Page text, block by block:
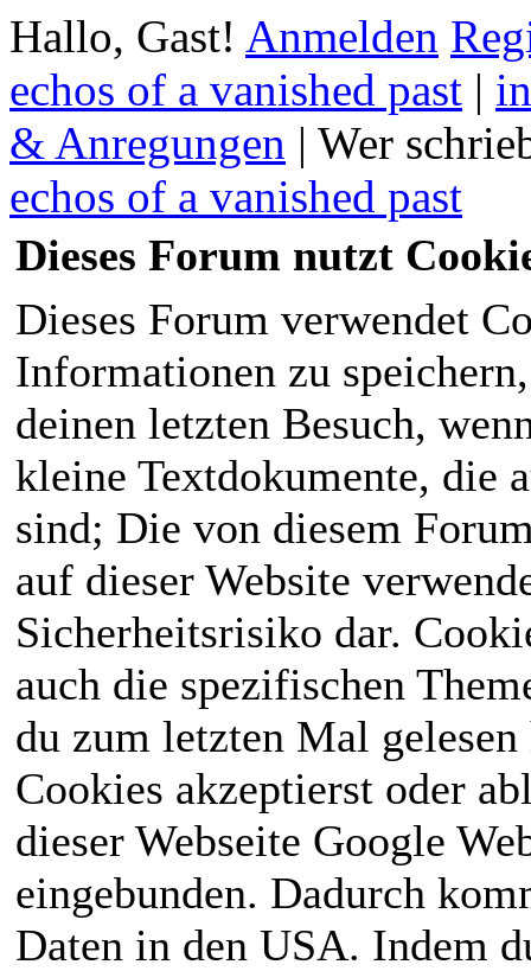
Hallo, Gast! Anmelden
echos of a vanished past |
& Anregungen | Wer
echos of a vanished past
Dieses Forum nutzt
Dieses Forum verwendet
Informationen zu
deinen letzten Besuch,
kleine Textdokumente, die
sind; Die von diesem
auf dieser Website
Sicherheitsrisiko dar.
auch die spezifischen
du zum letzten Mal
Cookies akzeptierst oder
dieser Webseite Google
eingebunden. Dadurch
Daten in den USA. Indem